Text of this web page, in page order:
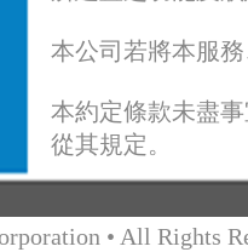
本公司若將本服
本約定條款未盡
從其規定。
• All Rights